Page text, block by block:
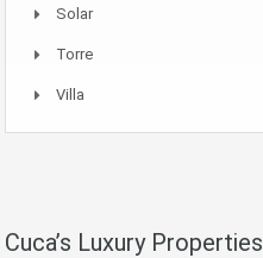
Solar
Torre
Villa
Cuca’s Luxury Properties